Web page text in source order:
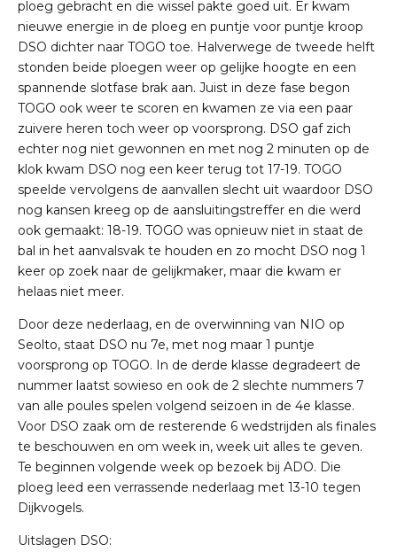
ploeg gebracht en die wissel pakte goed uit. Er kwam
nieuwe energie in de ploeg en puntje voor puntje kroop
DSO dichter naar TOGO toe. Halverwege de tweede helft
stonden beide ploegen weer op gelijke hoogte en een
spannende slotfase brak aan. Juist in deze fase begon
TOGO ook weer te scoren en kwamen ze via een paar
zuivere heren toch weer op voorsprong. DSO gaf zich
echter nog niet gewonnen en met nog 2 minuten op de
klok kwam DSO nog een keer terug tot 17-19. TOGO
speelde vervolgens de aanvallen slecht uit waardoor DSO
nog kansen kreeg op de aansluitingstreffer en die werd
ook gemaakt: 18-19. TOGO was opnieuw niet in staat de
bal in het aanvalsvak te houden en zo mocht DSO nog 1
keer op zoek naar de gelijkmaker, maar die kwam er
helaas niet meer.
Door deze nederlaag, en de overwinning van NIO op
Seolto, staat DSO nu 7e, met nog maar 1 puntje
voorsprong op TOGO. In de derde klasse degradeert de
nummer laatst sowieso en ook de 2 slechte nummers 7
van alle poules spelen volgend seizoen in de 4e klasse.
Voor DSO zaak om de resterende 6 wedstrijden als finales
te beschouwen en om week in, week uit alles te geven.
Te beginnen volgende week op bezoek bij ADO. Die
ploeg leed een verrassende nederlaag met 13-10 tegen
Dijkvogels.
Uitslagen DSO: